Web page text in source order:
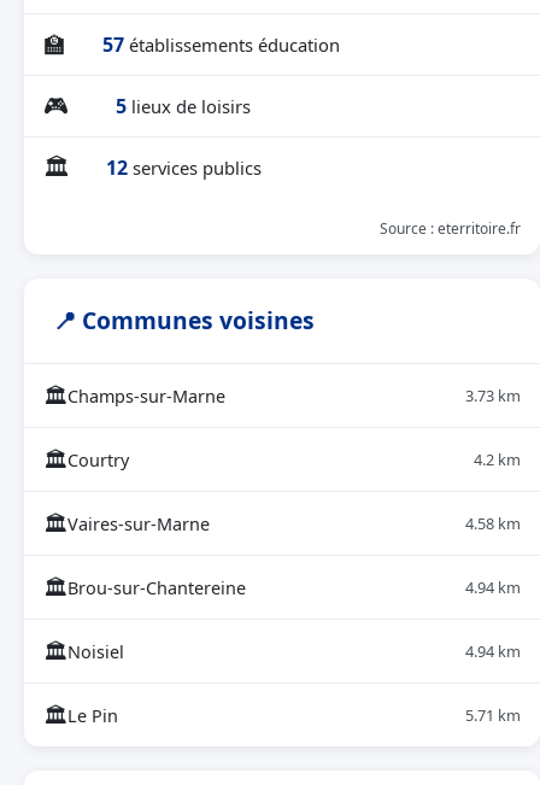
🏫 57 établissements éducation
🎮 5 lieux de loisirs
🏛 12 services publics
Source : eterritoire.fr
📍 Communes voisines
🏛Champs-sur-Marne 3.73 km
🏛Courtry 4.2 km
🏛Vaires-sur-Marne 4.58 km
🏛Brou-sur-Chantereine 4.94 km
🏛Noisiel 4.94 km
🏛Le Pin 5.71 km